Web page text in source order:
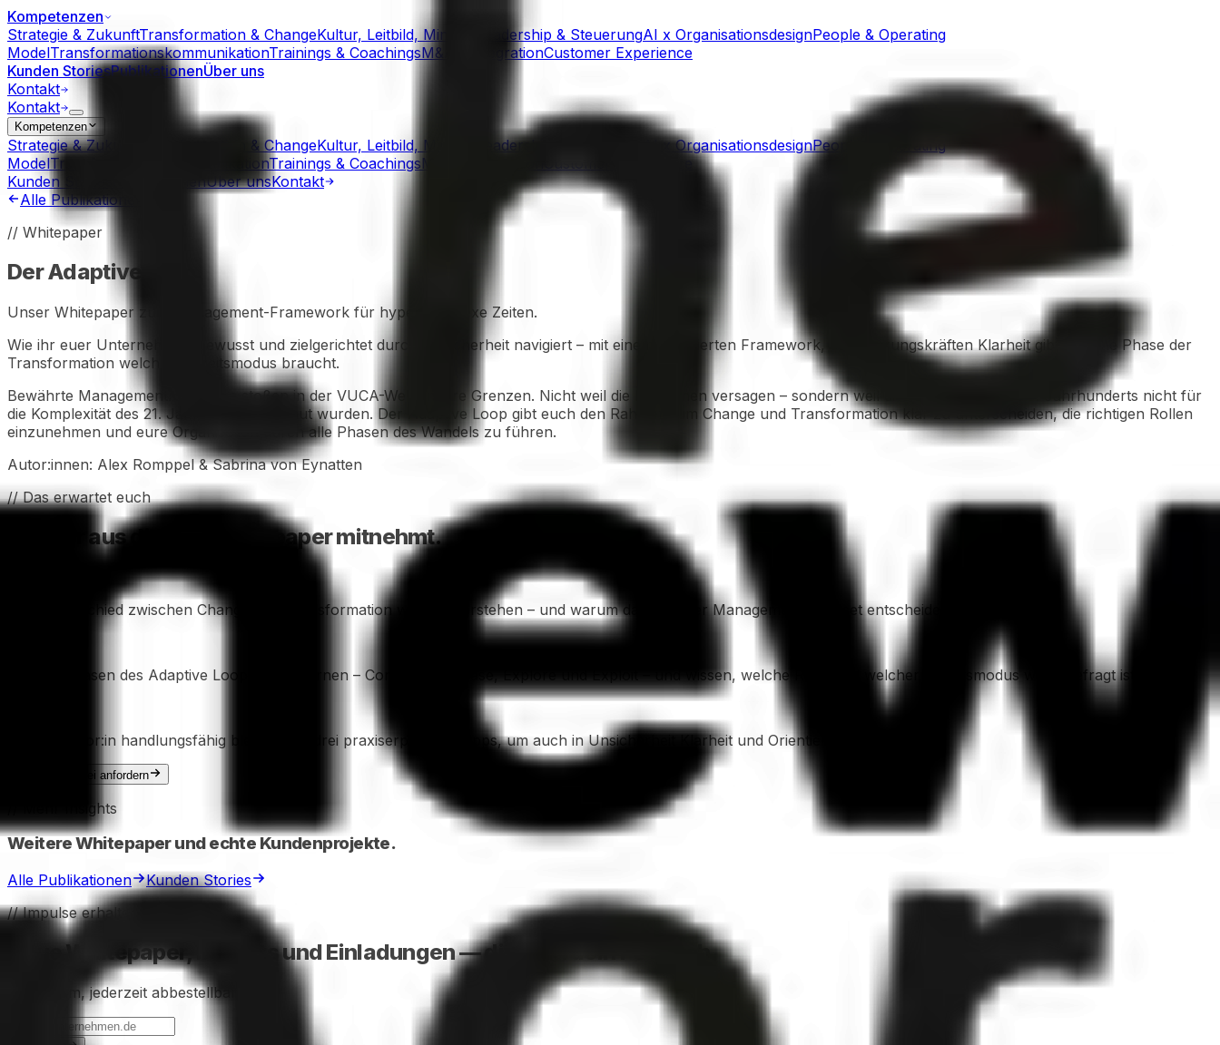
Kompetenzen
Strategie & ZukunftTransformation & ChangeKultur, Leitbild, Mindset Leadership & SteuerungAI x OrganisationsdesignPeople & Operating
ModelTransformationskommunikationTrainings & CoachingsM&A / IntegrationCustomer Experience
Kunden StoriesPublikationenÜber uns
Kontakt
Kontakt
Kompetenzen
Strategie & Zukunft Transformation & ChangeKultur, Leitbild, Mindset Leadership & Steuerung AI x OrganisationsdesignPeople & Operating
ModelTransformationskommunikationTrainings & CoachingsM&A / Integration
Customer Experience
Kunden Stories
PublikationenÜber unsKontakt
Alle Publikationen
// Whitepaper
Der Adaptive Loop.
Unser Whitepaper zum Management-Framework für hyperkomplexe Zeiten.
Wie ihr euer Unternehmen bewusst und zielgerichtet durch Unsicherheit navigiert – mit einem integrierten Framework, das Führungskräften Klarheit gibt, welche Phase der
Transformation welchen Arbeitsmodus braucht.
Bewährte Managementmethoden stoßen in der VUCA-Welt an ihre Grenzen. Nicht weil die Menschen versagen – sondern weil die Werkzeuge des 20. Jahrhunderts nicht für
die Komplexität des 21. Jahrhunderts gebaut wurden. Der Adaptive Loop gibt euch den Rahmen, um Change und Transformation klar zu unterscheiden, die richtigen Rollen
einzunehmen und eure Organisation durch alle Phasen des Wandels zu führen.
Autor:innen: Alex Romppel & Sabrina von Eynatten
// Das erwartet euch
Was ihr aus diesem Whitepaper mitnehmt.
Den Unterschied zwischen Change und Transformation wirklich verstehen – und warum das für euer Management-Mindset entscheidend ist.
Die vier Phasen des Adaptive Loop kennenlernen – Conserve, Release, Explore und Exploit – und wissen, welche Rolle und welcher Arbeitsmodus wann gefragt ist.
Als Navigator:in handlungsfähig bleiben: mit drei praxiserprobten Tipps, um auch in Unsicherheit Klarheit und Orientierung zu geben.
Jetzt kostenfrei anfordern
// Mehr Insights
Weitere Whitepaper und echte Kundenprojekte.
Alle Publikationen
Kunden Stories
// Impulse erhalten
Neue Whitepaper, Insights und Einladungen — direkt in dein Postfach.
Kein Spam, jederzeit abbestellbar.